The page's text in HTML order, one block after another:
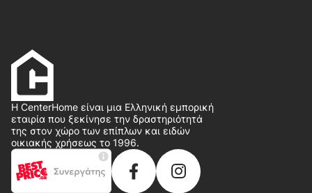
Η CenterHome είναι μια Ελληνική εμπορική
εταιρία που ξεκίνησε την δραστηριότητά
της στον χώρο των επίπλων και ειδών
οικιακής χρήσεως το 1996.